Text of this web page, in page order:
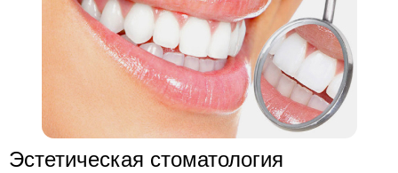
Эстетическая стоматология